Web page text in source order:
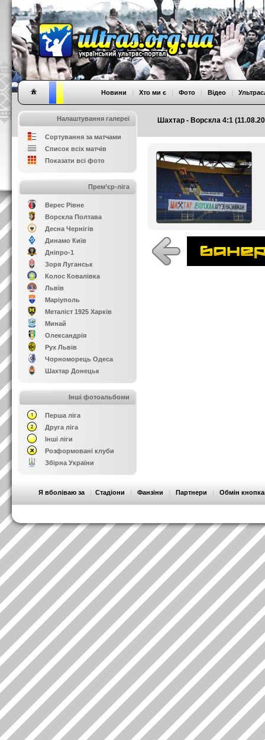
Шахтар - Ворскла 4:1
Новини | Хто ми є | Фото | Відео |
Налаштування галереї
Сортування за матчами
Список всіх матчів
Показати всі фото
Прем’єр-ліга
Верес Рівне
Ворскла Полтава
Десна Чернігів
Динамо Київ
Дніпро-1
Зоря Луганськ
Колос Ковалівка
Львів
Маріуполь
Металіст 1925 Харків
Минай
Олександрія
Рух Львів
Чорноморець Одеса
Шахтар Донецьк
Інші фотоальбоми
Перша ліга
Друга ліга
Інші ліги
Розформовані клуби
Збірна України
Я вболіваю за | Стадіони | Фанзіни | Партнери | Обмін